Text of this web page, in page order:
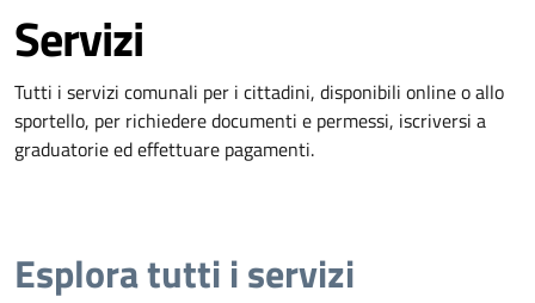
Servizi
Tutti i servizi comunali per i cittadini, disponibili online o allo
sportello, per richiedere documenti e permessi, iscriversi a
graduatorie ed effettuare pagamenti.
Esplora tutti i servizi